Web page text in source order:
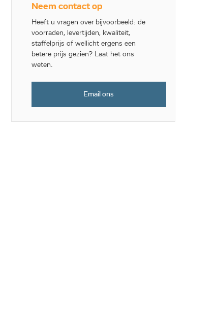
Neem contact op
Heeft u vragen over bijvoorbeeld: de
voorraden, levertijden, kwaliteit,
staffelprijs of wellicht ergens een
betere prijs gezien? Laat het ons
weten.
Email ons